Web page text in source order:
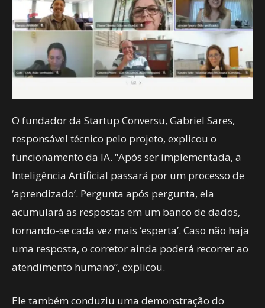
O fundador da Startup Conversu, Gabriel Sares,
responsável técnico pelo projeto, explicou o
funcionamento da IA. “Após ser implementada, a
Inteligência Artificial passará por um processo de
‘aprendizado’. Pergunta após pergunta, ela
acumulará as respostas em um banco de dados,
tornando-se cada vez mais ‘esperta’. Caso não haja
uma resposta, o corretor ainda poderá recorrer ao
atendimento humano”, explicou.
Ele também conduziu uma demonstração do